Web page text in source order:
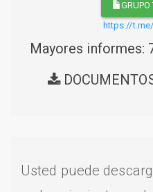
GRUPO
https://
Mayores informes:
Usted puede